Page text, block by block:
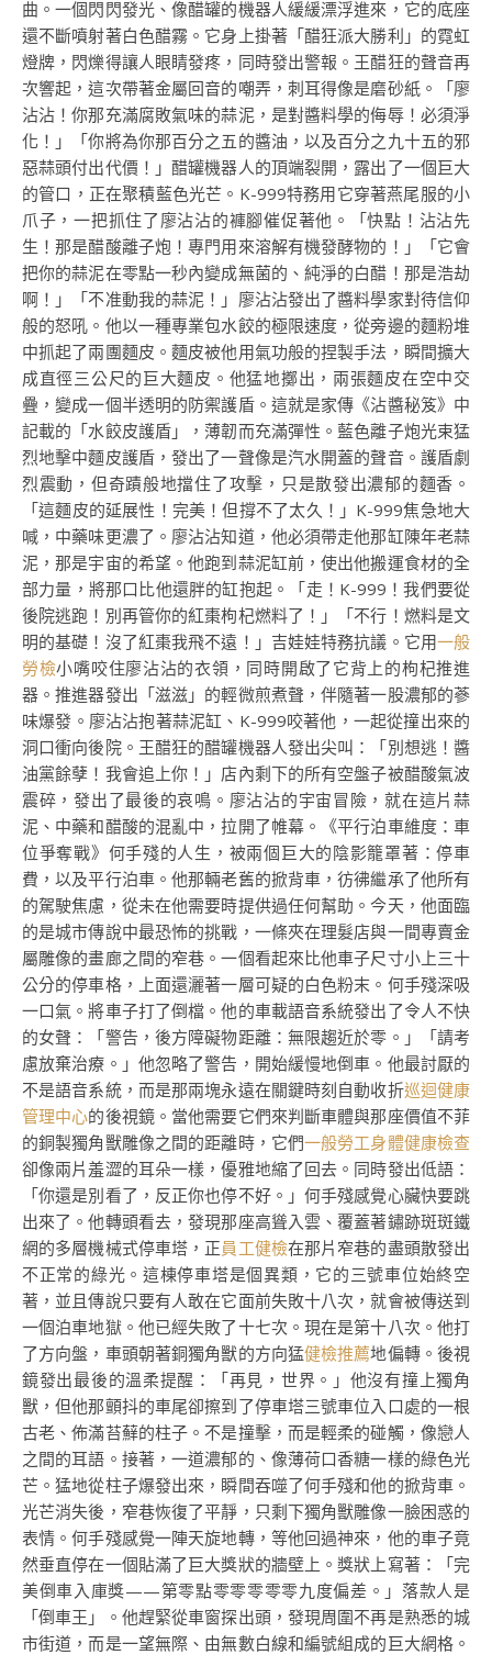
曲。一個閃閃發光、像醋罐的機器人緩緩漂浮進來，它的底座
還不斷噴射著白色醋霧。它身上掛著「醋狂派大勝利」的霓虹
燈牌，閃爍得讓人眼睛發疼，同時發出警報。王醋狂的聲音再
次響起，這次帶著金屬回音的嘲弄，刺耳得像是磨砂紙。「廖
沾沾！你那充滿腐敗氣味的蒜泥，是對醬料學的侮辱！必須淨
化！」「你將為你那百分之五的醬油，以及百分之九十五的邪
惡蒜頭付出代價！」醋罐機器人的頂端裂開，露出了一個巨大
的管口，正在聚積藍色光芒。K-999特務用它穿著燕尾服的小
爪子，一把抓住了廖沾沾的褲腳催促著他。「快點！沾沾先
生！那是醋酸離子炮！專門用來溶解有機發酵物的！」「它會
把你的蒜泥在零點一秒內變成無菌的、純淨的白醋！那是浩劫
啊！」「不准動我的蒜泥！」廖沾沾發出了醬料學家對待信仰
般的怒吼。他以一種專業包水餃的極限速度，從旁邊的麵粉堆
中抓起了兩團麵皮。麵皮被他用氣功般的捏製手法，瞬間擴大
成直徑三公尺的巨大麵皮。他猛地擲出，兩張麵皮在空中交
疊，變成一個半透明的防禦護盾。這就是家傳《沾醬秘笈》中
記載的「水餃皮護盾」，薄韌而充滿彈性。藍色離子炮光束猛
烈地擊中麵皮護盾，發出了一聲像是汽水開蓋的聲音。護盾劇
烈震動，但奇蹟般地擋住了攻擊，只是散發出濃郁的麵香。
「這麵皮的延展性！完美！但撐不了太久！」K-999焦急地大
喊，中藥味更濃了。廖沾沾知道，他必須帶走他那缸陳年老蒜
泥，那是宇宙的希望。他跑到蒜泥缸前，使出他搬運食材的全
部力量，將那口比他還胖的缸抱起。「走！K-999！我們要從
後院逃跑！別再管你的紅棗枸杞燃料了！」「不行！燃料是文
明的基礎！沒了紅棗我飛不遠！」吉娃娃特務抗議。它用一般
勞檢小嘴咬住廖沾沾的衣領，同時開啟了它背上的枸杞推進
器。推進器發出「滋滋」的輕微煎煮聲，伴隨著一股濃郁的蔘
味爆發。廖沾沾抱著蒜泥缸、K-999咬著他，一起從撞出來的
洞口衝向後院。王醋狂的醋罐機器人發出尖叫：「別想逃！醬
油黨餘孽！我會追上你！」店內剩下的所有空盤子被醋酸氣波
震碎，發出了最後的哀鳴。廖沾沾的宇宙冒險，就在這片蒜
泥、中藥和醋酸的混亂中，拉開了帷幕。《平行泊車維度：車
位爭奪戰》何手殘的人生，被兩個巨大的陰影籠罩著：停車
費，以及平行泊車。他那輛老舊的掀背車，彷彿繼承了他所有
的駕駛焦慮，從未在他需要時提供過任何幫助。今天，他面臨
的是城市傳說中最恐怖的挑戰，一條夾在理髮店與一間專賣金
屬雕像的畫廊之間的窄巷。一個看起來比他車子尺寸小上三十
公分的停車格，上面還灑著一層可疑的白色粉末。何手殘深吸
一口氣。將車子打了倒檔。他的車載語音系統發出了令人不快
的女聲：「警告，後方障礙物距離：無限趨近於零。」「請考
慮放棄治療。」他忽略了警告，開始緩慢地倒車。他最討厭的
不是語音系統，而是那兩塊永遠在關鍵時刻自動收折巡迴健康
管理中心的後視鏡。當他需要它們來判斷車體與那座價值不菲
的銅製獨角獸雕像之間的距離時，它們一般勞工身體健康檢查
卻像兩片羞澀的耳朵一樣，優雅地縮了回去。同時發出低語：
「你還是別看了，反正你也停不好。」何手殘感覺心臟快要跳
出來了。他轉頭看去，發現那座高聳入雲、覆蓋著鏽跡斑斑鐵
網的多層機械式停車塔，正員工健檢在那片窄巷的盡頭散發出
不正常的綠光。這棟停車塔是個異類，它的三號車位始終空
著，並且傳說只要有人敢在它面前失敗十八次，就會被傳送到
一個泊車地獄。他已經失敗了十七次。現在是第十八次。他打
了方向盤，車頭朝著銅獨角獸的方向猛健檢推薦地偏轉。後視
鏡發出最後的溫柔提醒：「再見，世界。」他沒有撞上獨角
獸，但他那顫抖的車尾卻擦到了停車塔三號車位入口處的一根
古老、佈滿苔蘚的柱子。不是撞擊，而是輕柔的碰觸，像戀人
之間的耳語。接著，一道濃郁的、像薄荷口香糖一樣的綠色光
芒。猛地從柱子爆發出來，瞬間吞噬了何手殘和他的掀背車。
光芒消失後，窄巷恢復了平靜，只剩下獨角獸雕像一臉困惑的
表情。何手殘感覺一陣天旋地轉，等他回過神來，他的車子竟
然垂直停在一個貼滿了巨大獎狀的牆壁上。獎狀上寫著：「完
美倒車入庫獎——第零點零零零零零九度偏差。」落款人是
「倒車王」。他趕緊從車窗探出頭，發現周圍不再是熟悉的城
市街道，而是一望無際、由無數白線和編號組成的巨大網格。